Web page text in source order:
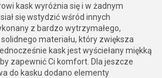
kask wyróżnia się i w żadnym
się wstydzić wśród innych
z bardzo wytrzymałego,
materiału, który zwiększa
kask jest wyściełany miękką
zapewnić Ci komfort. Dla jeszcze
do kasku dodano elementy